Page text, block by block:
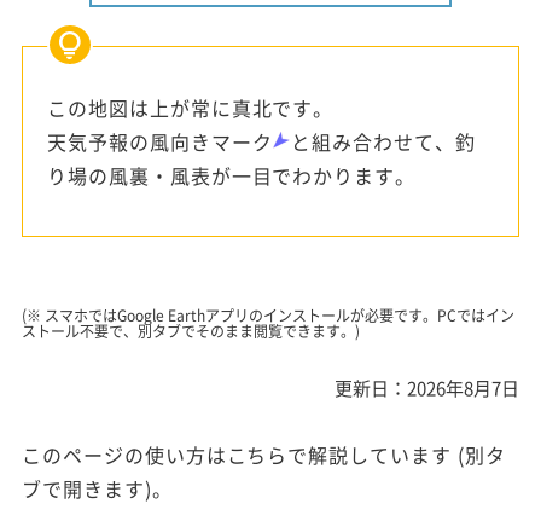
この地図は上が常に真北です。
天気予報の風向きマーク
と組み合わせて、釣
り場の風裏・風表が一目でわかります。
(※ スマホではGoogle Earthアプリのインストールが必要です。PCではイン
ストール不要で、別タブでそのまま閲覧できます。)
更新日：2026年8月7日
このページの使い方はこちらで解説しています (別タ
ブで開きます)。